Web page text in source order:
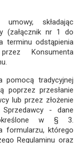
składając
(załącznik nr 1 do
terminu odstąpienia
Konsumenta
pomocą tradycyjnej
poprzez przesłanie
lub przez złożenie
- dane
określone w § 3.
formularzu, którego
Regulaminu oraz